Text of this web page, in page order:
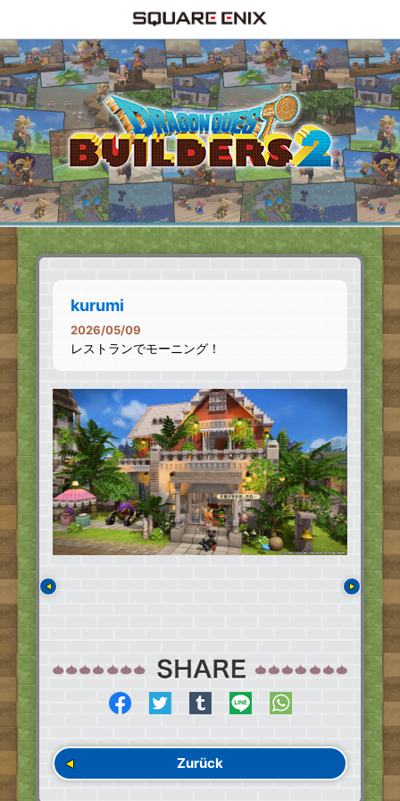
kurumi
2026/05/09
レストランでモーニング！
Zurück